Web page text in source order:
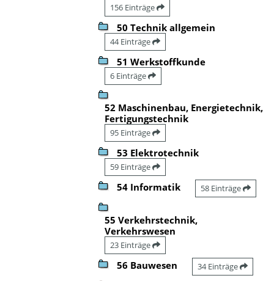
156 Einträge
50 Technik allgemein
44 Einträge
51 Werkstoffkunde
6 Einträge
52 Maschinenbau, Energietechnik,
Fertigungstechnik
95 Einträge
53 Elektrotechnik
59 Einträge
54 Informatik 58 Einträge
55 Verkehrstechnik,
Verkehrswesen
23 Einträge
56 Bauwesen 34 Einträge